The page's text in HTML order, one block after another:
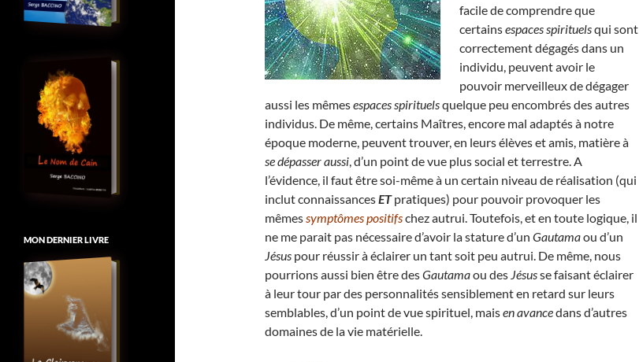
facile de comprendre que
certainsespaces spirituelsqui sont
correctement dégagés dans un
individu, peuvent avoir le
pouvoir merveilleux de dégager
aussi les mêmesespaces spirituelsquelque peu encombrés des autres
individus. De même, certains Maîtres, encore mal adaptés à notre
époque moderne, peuvent trouver, en leurs élèves et amis, matière à
se dépasser aussi, d’un point de vue plus social et terrestre. A
l’évidence, il faut être soi-même à un certain niveau de réalisation (qui
inclut connaissancesETpratiques) pour pouvoir provoquer les
mêmessymptômes positifschez autrui. Toutefois, et en toute logique, il
ne me parait pas nécessaire d’avoir la stature d’un Gautamaou d’un
Jésus pour réussir à éclairer un tant soit peu autrui. De même, nous
pourrions aussi bien être desGautamaou des Jésusse faisant éclairer
à leur tour par des personnalités sensiblement en retard sur leurs
semblables, d’un point de vue spirituel, maisen avancedans d’autres
domaines de la vie matérielle.
MON DERNIER LIVRE